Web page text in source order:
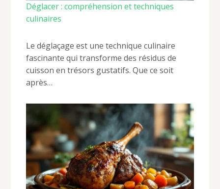
Déglacer : compréhension et techniques
culinaires
Le déglaçage est une technique culinaire
fascinante qui transforme des résidus de
cuisson en trésors gustatifs. Que ce soit
après…